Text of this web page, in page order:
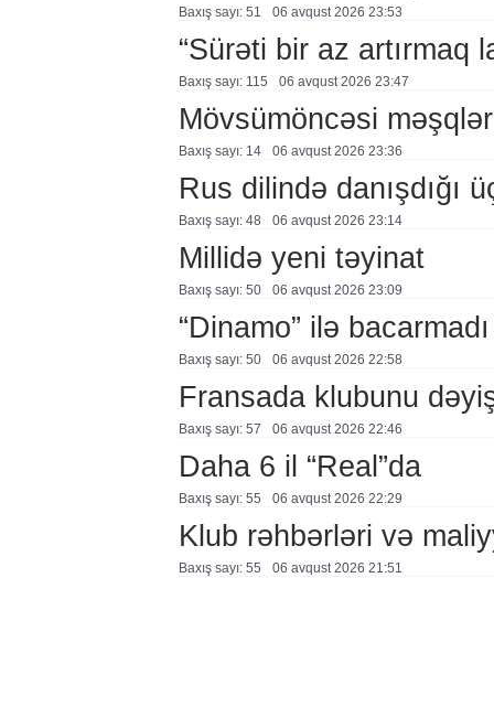
Baxış sayı: 51 06 avqust 2026 23:53
“Sürəti bir az artırmaq
Baxış sayı: 115 06 avqust 2026 23:47
Mövsümöncəsi
Baxış sayı: 14 06 avqust 2026 23:36
Rus dilində danışdığı
Baxış sayı: 48 06 avqust 2026 23:14
Millidə yeni təyinat
Baxış sayı: 50 06 avqust 2026 23:09
“Dinamo” ilə bacarmadı
Baxış sayı: 50 06 avqust 2026 22:58
Fransada klubunu
Baxış sayı: 57 06 avqust 2026 22:46
Daha 6 il “Real”da
Baxış sayı: 55 06 avqust 2026 22:29
Klub rəhbərləri və
Baxış sayı: 55 06 avqust 2026 21:51